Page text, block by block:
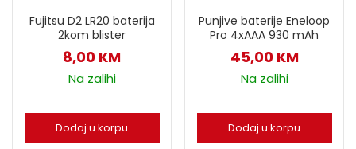
Fujitsu D2 LR20 baterija
2kom blister
8,00 KM
Na zalihi
Dodaj u korpu
Punjive baterije Eneloop
Pro 4xAAA 930 mAh
45,00 KM
Na zalihi
Dodaj u korpu